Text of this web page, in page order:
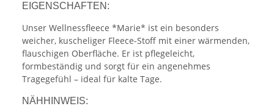
EIGENSCHAFTEN:
Unser Wellnessfleece *Marie* ist ein besonders
weicher, kuscheliger Fleece-Stoff mit einer wärmenden,
flauschigen Oberfläche. Er ist pflegeleicht,
formbeständig und sorgt für ein angenehmes
Tragegefühl – ideal für kalte Tage.
NÄHHINWEIS: